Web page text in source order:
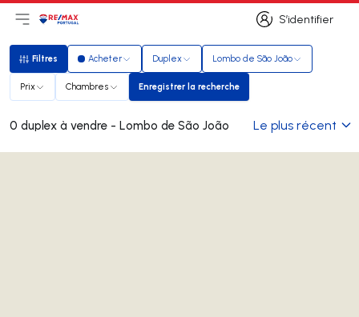
S’identifier
S’identifier
Ouvrir le menu principal
LogoAller à la page d’accueil
Filtres
Filtres Acheter Duplex Lombo de São João
Prix Chambres Enregistrer la recherche
Enregistrer la recherche
0 duplex à vendre - Lombo de São João Le plus récent